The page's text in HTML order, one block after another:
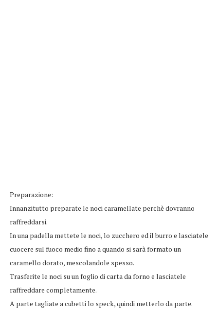
Preparazione:
Innanzitutto preparate le noci caramellate perchè dovranno
raffreddarsi.
In una padella mettete le noci, lo zucchero ed il burro e lasciatele
cuocere sul fuoco medio fino a quando si sarà formato un
caramello dorato, mescolandole spesso.
Trasferite le noci su un foglio di carta da forno e lasciatele
raffreddare completamente.
A parte tagliate a cubetti lo speck, quindi metterlo da parte.